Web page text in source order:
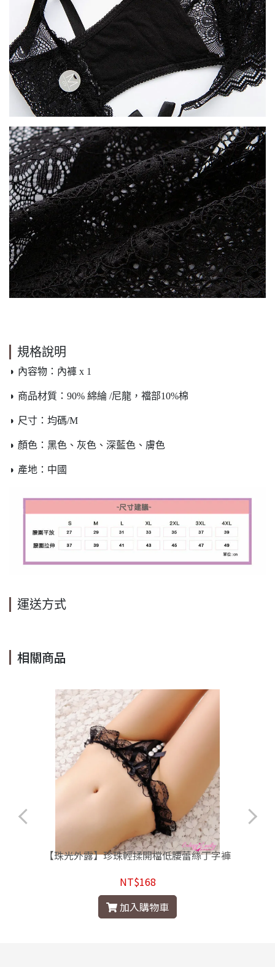
規格說明
◗ 內容物：內褲 x 1
◗ 商品材質：90% 綿綸 /尼龍，襠部10%棉
◗ 尺寸：均碼/M
◗ 顏色：黑色、灰色、深藍色、膚色
◗ 產地：中國
運送方式
相關商品
【珠光外露】珍珠輕揉開檔低腰蕾絲丁字褲
NT$168
加入購物車